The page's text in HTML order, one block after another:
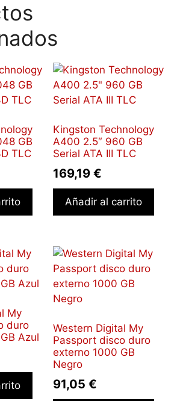
GB
TLC
Kingston Technology
A400 2.5″ 960 GB
Serial ATA III TLC
169,19 €
Añadir al carrito
My
duro
Azul
Western Digital My
Passport disco duro
externo 1000 GB
Negro
91,05 €